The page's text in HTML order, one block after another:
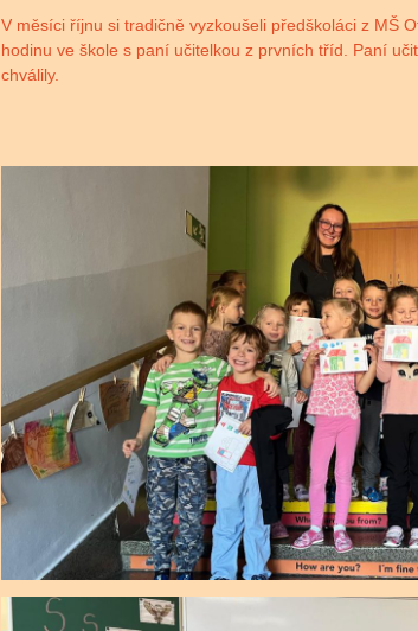
V měsíci říjnu si tradičně vyzkoušeli předškoláci z MŠ
hodinu ve škole s paní učitelkou z prvních tříd. Paní
chválily.